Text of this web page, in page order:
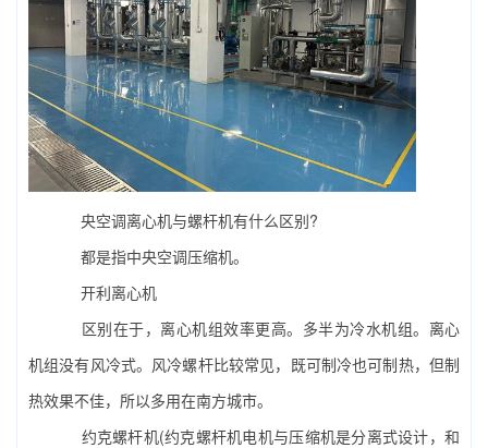
央空调离心机与螺杆机有什么区别?
都是指中央空调压缩机。
开利离心机
区别在于，离心机组效率更高。多半为冷水机组。离心
机组没有风冷式。风冷螺杆比较常见，既可制冷也可制热，但制
热效果不佳，所以多用在南方城市。
约克螺杆机(约克螺杆机电机与压缩机是分离式设计，和